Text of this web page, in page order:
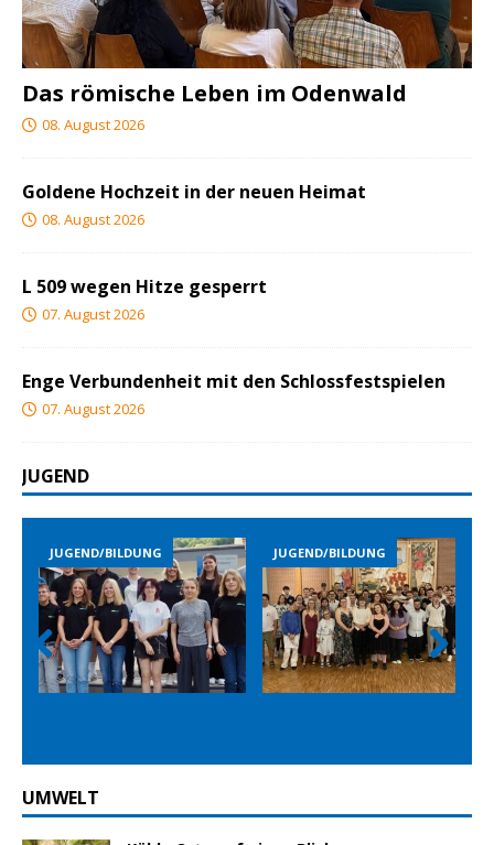
Das römische Leben im Odenwald
08. August 2026
Goldene Hochzeit in der neuen Heimat
08. August 2026
L 509 wegen Hitze gesperrt
07. August 2026
Enge Verbundenheit mit den Schlossfestspielen
07. August 2026
JUGEND
BILDUNG JUGEND/BILDUNG
Prev
ious
Nex
t
UMWELT